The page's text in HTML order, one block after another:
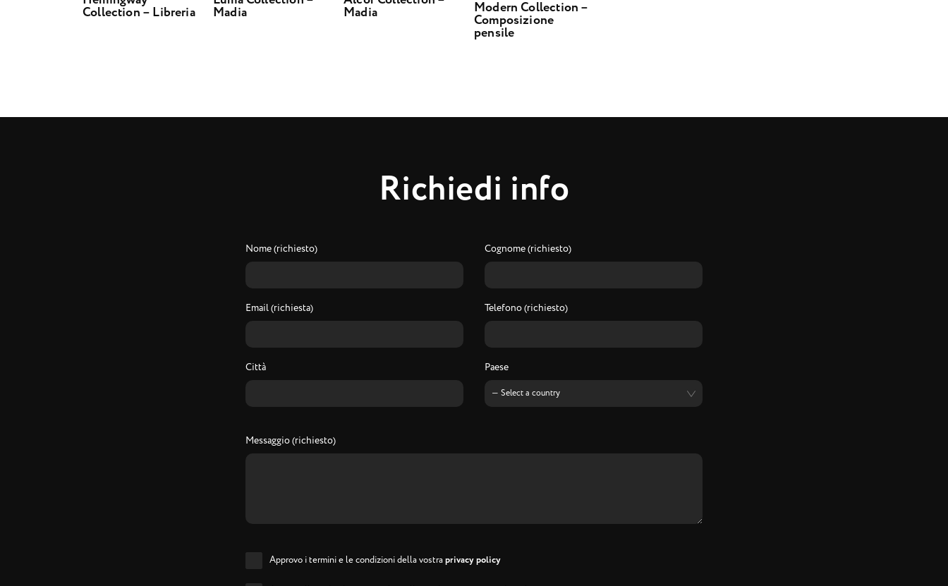
Collection – Libreria Madia Madia Modern Collection –
Composizione
pensile
Richiedi info
Nome (richiesto) Cognome (richiesto)
Email (richiesta) Telefono (richiesto)
Città Paese
Messaggio (richiesto)
Approvo i termini e le condizioni della vostraprivacy policy